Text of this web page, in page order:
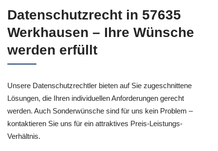
Datenschutzrecht in 57635
Werkhausen – Ihre Wünsche
werden erfüllt
Unsere Datenschutzrechtler bieten auf Sie zugeschnittene
Lösungen, die Ihren individuellen Anforderungen gerecht
werden. Auch Sonderwünsche sind für uns kein Problem –
kontaktieren Sie uns für ein attraktives Preis-Leistungs-
Verhältnis.